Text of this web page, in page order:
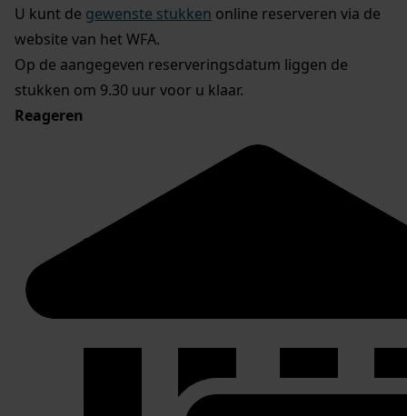
U kunt de gewenste stukken online reserveren via de
website van het WFA.
Op de aangegeven reserveringsdatum liggen de
stukken om 9.30 uur voor u klaar.
Reageren